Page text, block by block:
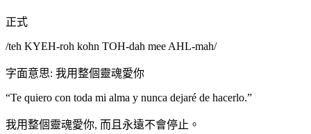
正式
/teh KYEH-roh kohn TOH-dah mee AHL-mah/
字面意思: 我用整個靈魂愛你
“Te quiero con toda mi alma y nunca dejaré de hacerlo.”
我用整個靈魂愛你, 而且永遠不會停止。